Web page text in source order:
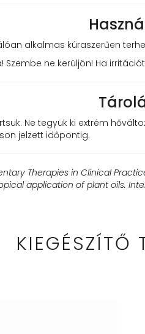
alkalmas kúraszerűen
Szembe ne kerüljön! Ha
Ne tegyük ki extrém
jelzett időpontig.
Therapies in Clinical
application of plant oils.
KIEGÉSZÍTŐ